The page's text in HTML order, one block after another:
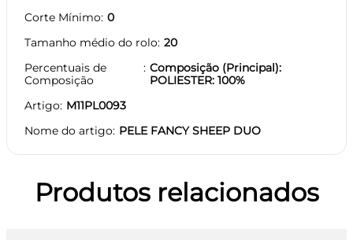
Corte Mínimo 0
Tamanho médio do rolo 20
Percentuais de
Composição
Composição (Principal):
POLIESTER: 100%
Artigo M11PL0093
Nome do artigo PELE FANCY SHEEP DUO
Produtos relacionados